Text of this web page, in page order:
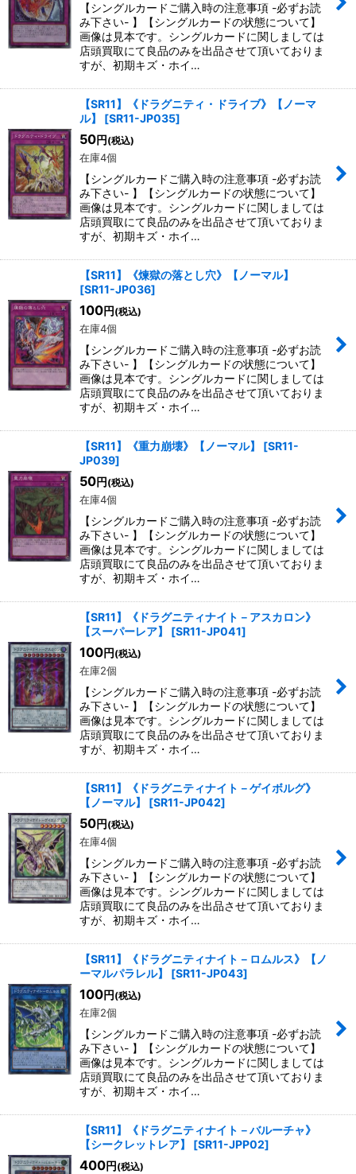
【シングルカードご購入時の注意事項 -必ずお読
み下さい- 】【シングルカードの状態について】
画像は見本です。シングルカードに関しましては
店頭買取にて良品のみを出品させて頂いておりま
すが、初期キズ・ホイ…
【SR11】《ドラグニティ・ドライブ》【ノーマ
ル】
[SR11-JP035]
50円 (税込)
在庫4個
【シングルカードご購入時の注意事項 -必ずお読
み下さい- 】【シングルカードの状態について】
画像は見本です。シングルカードに関しましては
店頭買取にて良品のみを出品させて頂いておりま
すが、初期キズ・ホイ…
【SR11】《煉獄の落とし穴》【ノーマル】
[SR11-JP036]
100円 (税込)
在庫4個
【シングルカードご購入時の注意事項 -必ずお読
み下さい- 】【シングルカードの状態について】
画像は見本です。シングルカードに関しましては
店頭買取にて良品のみを出品させて頂いておりま
すが、初期キズ・ホイ…
【SR11】《重力崩壊》【ノーマル】 [SR11-
JP039]
50円 (税込)
在庫4個
【シングルカードご購入時の注意事項 -必ずお読
み下さい- 】【シングルカードの状態について】
画像は見本です。シングルカードに関しましては
店頭買取にて良品のみを出品させて頂いておりま
すが、初期キズ・ホイ…
【SR11】《ドラグニティナイト－アスカロン》
【スーパーレア】
[SR11-JP041]
100円 (税込)
在庫2個
【シングルカードご購入時の注意事項 -必ずお読
み下さい- 】【シングルカードの状態について】
画像は見本です。シングルカードに関しましては
店頭買取にて良品のみを出品させて頂いておりま
すが、初期キズ・ホイ…
【SR11】《ドラグニティナイト－ゲイボルグ》
【ノーマル】
[SR11-JP042]
50円 (税込)
在庫4個
【シングルカードご購入時の注意事項 -必ずお読
み下さい- 】【シングルカードの状態について】
画像は見本です。シングルカードに関しましては
店頭買取にて良品のみを出品させて頂いておりま
すが、初期キズ・ホイ…
【SR11】《ドラグニティナイト－ロムルス》【ノ
ーマルパラレル】
[SR11-JP043]
100円 (税込)
在庫2個
【シングルカードご購入時の注意事項 -必ずお読
み下さい- 】【シングルカードの状態について】
画像は見本です。シングルカードに関しましては
店頭買取にて良品のみを出品させて頂いておりま
すが、初期キズ・ホイ…
【SR11】《ドラグニティナイト－バルーチャ》
【シークレットレア】
[SR11-JPP02]
400円 (税込)